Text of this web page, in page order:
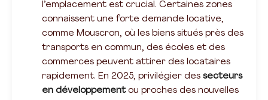
l’emplacement est crucial. Certaines zones
connaissent une forte demande locative,
comme Mouscron, où les biens situés près des
transports en commun, des écoles et des
commerces peuvent attirer des locataires
rapidement. En 2025, privilégier des secteurs
en développementou proches des nouvelles